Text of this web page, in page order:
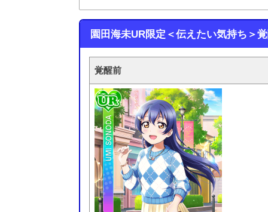
園田海未UR限定＜伝えたい気持ち＞
覚醒前